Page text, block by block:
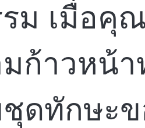
ม เมื่อคุ
ก้าวหน้า
ดทักษะ